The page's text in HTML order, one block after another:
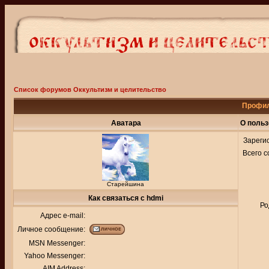
Список форумов Оккультизм и целительство
Аватара О
Старейшина
Всего
Как связаться с hdmi
Адрес e-mail:
Личное сообщение:
MSN Messenger:
Yahoo Messenger: